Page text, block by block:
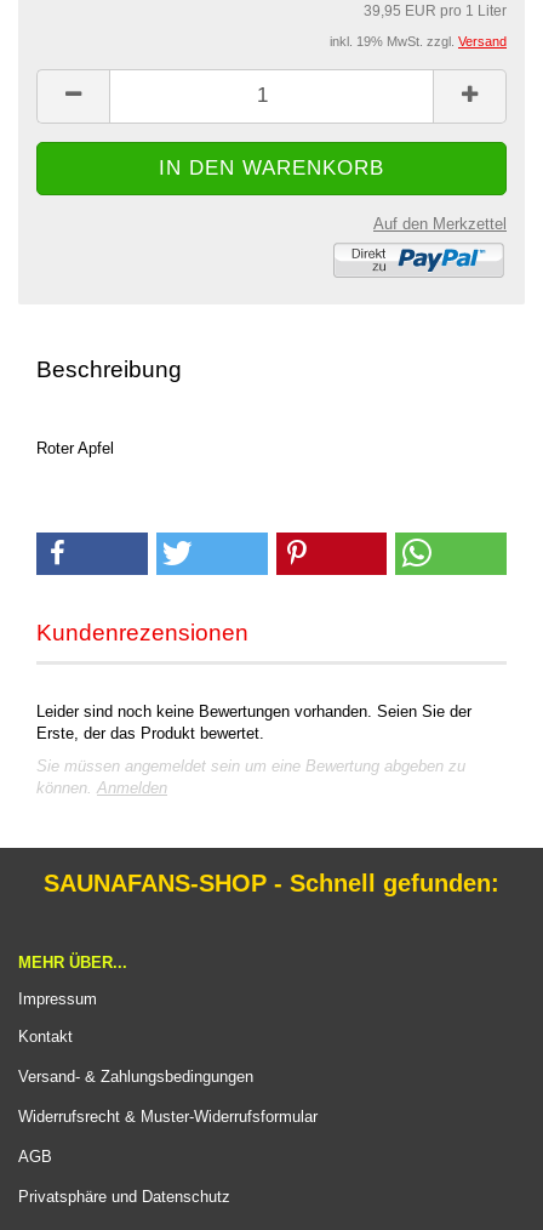
39,95 EUR pro 1 Liter
inkl. 19% MwSt. zzgl. Versand
Auf den Merkzettel
Beschreibung
Roter Apfel
Kundenrezensionen
Leider sind noch keine Bewertungen vorhanden. Seien Sie der
Erste, der das Produkt bewertet.
Sie müssen angemeldet sein um eine Bewertung abgeben zu
können. Anmelden
SAUNAFANS-SHOP - Schnell gefunden:
MEHR ÜBER...
Impressum
Kontakt
Versand- & Zahlungsbedingungen
Widerrufsrecht & Muster-Widerrufsformular
AGB
Privatsphäre und Datenschutz